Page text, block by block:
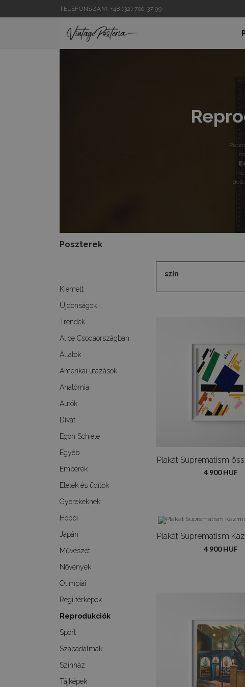
TELEFONSZÁM: +48 (32) 700 37 99
Poszterek
Kiemelt
Újdonságok
Trendek
Alice Csodaországban
Állatok
Amerikai utazások
Anatómia
Autók
Divat
Egon Schiele
Egyéb
Emberek
Ételek és üdítők
Gyerekeknek
Hobbi
Japán
Művészet
Növények
Olimpiai
Régi térképek
Reprodukciók
Sport
Szabadalmak
Színház
Tájképek
szín
4 900 HUF
4 900 HUF